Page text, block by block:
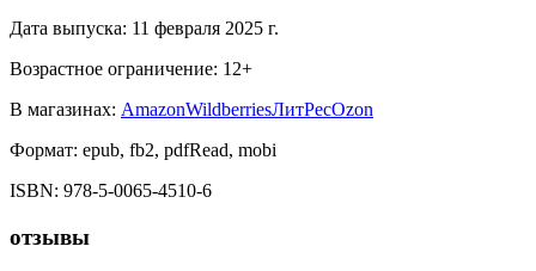
Дата выпуска: 11 февраля 2025 г.
Возрастное ограничение: 12+
В магазинах: AmazonWildberriesЛитРесOzon
Формат: epub, fb2, pdfRead, mobi
ISBN: 978-5-0065-4510-6
отзывы